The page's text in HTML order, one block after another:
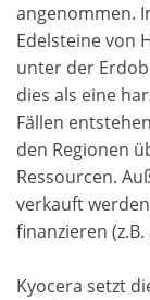
angenommen.
Edelsteine von
unter der
dies als eine
Fällen
den Regionen
Ressourcen.
verkauft
finanzieren
Kyocera setzt